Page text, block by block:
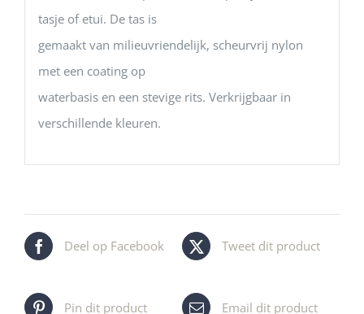
tasje of etui. De tas is
gemaakt van milieuvriendelijk, scheurvrij nylon
met een coating op
waterbasis en een stevige rits. Verkrijgbaar in
verschillende kleuren.
Deel op Facebook Tweet dit product
Pin dit product Email dit product